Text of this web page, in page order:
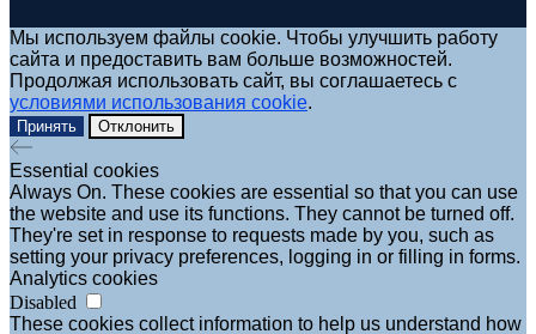
Мы используем файлы cookie. Чтобы улучшить работу
сайта и предоставить вам больше возможностей.
Продолжая использовать сайт, вы соглашаетесь с
условиями использования cookie.
Принять Отклонить
Essential cookies
Always On. These cookies are essential so that you can use
the website and use its functions. They cannot be turned off.
They're set in response to requests made by you, such as
setting your privacy preferences, logging in or filling in forms.
Analytics cookies
Disabled
These cookies collect information to help us understand how